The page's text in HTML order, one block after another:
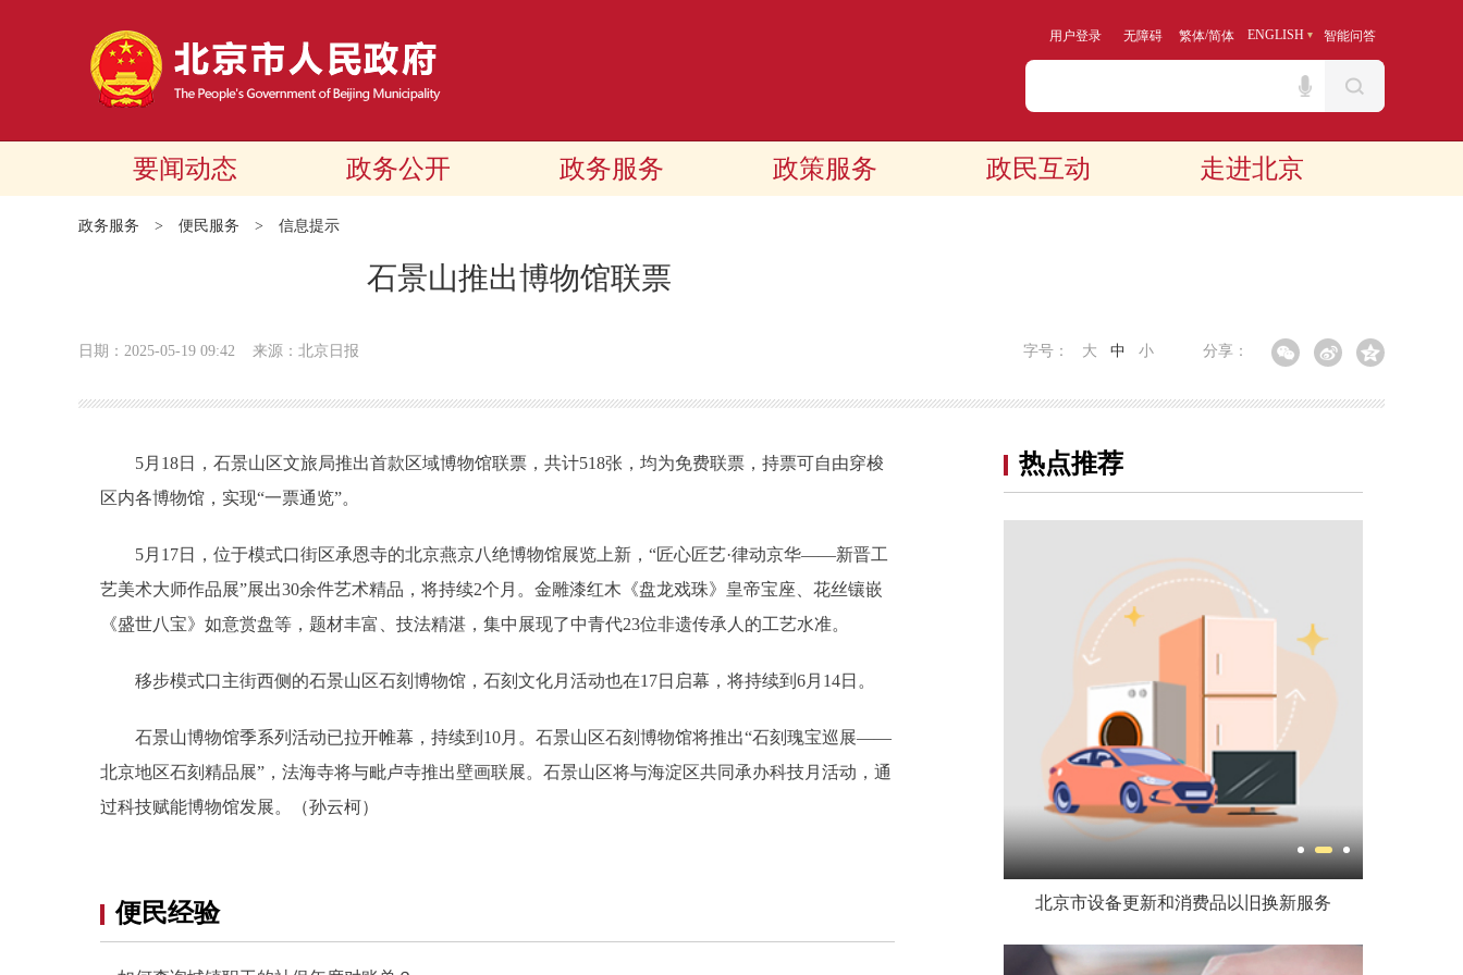
用户登录 无障碍 繁体/简体 ENGLISH 智能问答
要闻动态 政务公开 政务服务 政策服务 政民互动 走进北京
政务服务 > 便民服务 > 信息提示
石景山推出博物馆联票
日期：2025-05-19 09:42 来源：北京日报 分享：
字号： 大 中 小
5月18日，石景山区文旅局推出首款区域博物馆联票，共计518张，均为免费联票，持票可自由穿梭
区内各博物馆，实现“一票通览”。
5月17日，位于模式口街区承恩寺的北京燕京八绝博物馆展览上新，“匠心匠艺·律动京华——新晋工
艺美术大师作品展”展出30余件艺术精品，将持续2个月。金雕漆红木《盘龙戏珠》皇帝宝座、花丝镶嵌
《盛世八宝》如意赏盘等，题材丰富、技法精湛，集中展现了中青代23位非遗传承人的工艺水准。
移步模式口主街西侧的石景山区石刻博物馆，石刻文化月活动也在17日启幕，将持续到6月14日。
石景山博物馆季系列活动已拉开帷幕，持续到10月。石景山区石刻博物馆将推出“石刻瑰宝巡展——
北京地区石刻精品展”，法海寺将与毗卢寺推出壁画联展。石景山区将与海淀区共同承办科技月活动，通
过科技赋能博物馆发展。（孙云柯）
便民经验
热点推荐